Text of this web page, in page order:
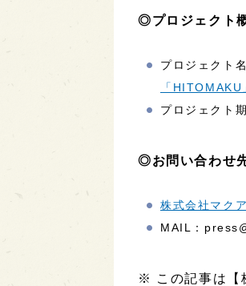
◎プロジェクト
プロジェクト名
「HITOMAKU
プロジェクト
◎お問い合わせ
株式会社マク
MAIL：
※ この記事は【